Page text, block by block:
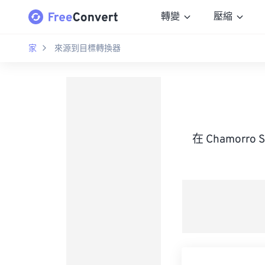
轉變 壓縮
家 來源到目標轉換器
在 Chamorro